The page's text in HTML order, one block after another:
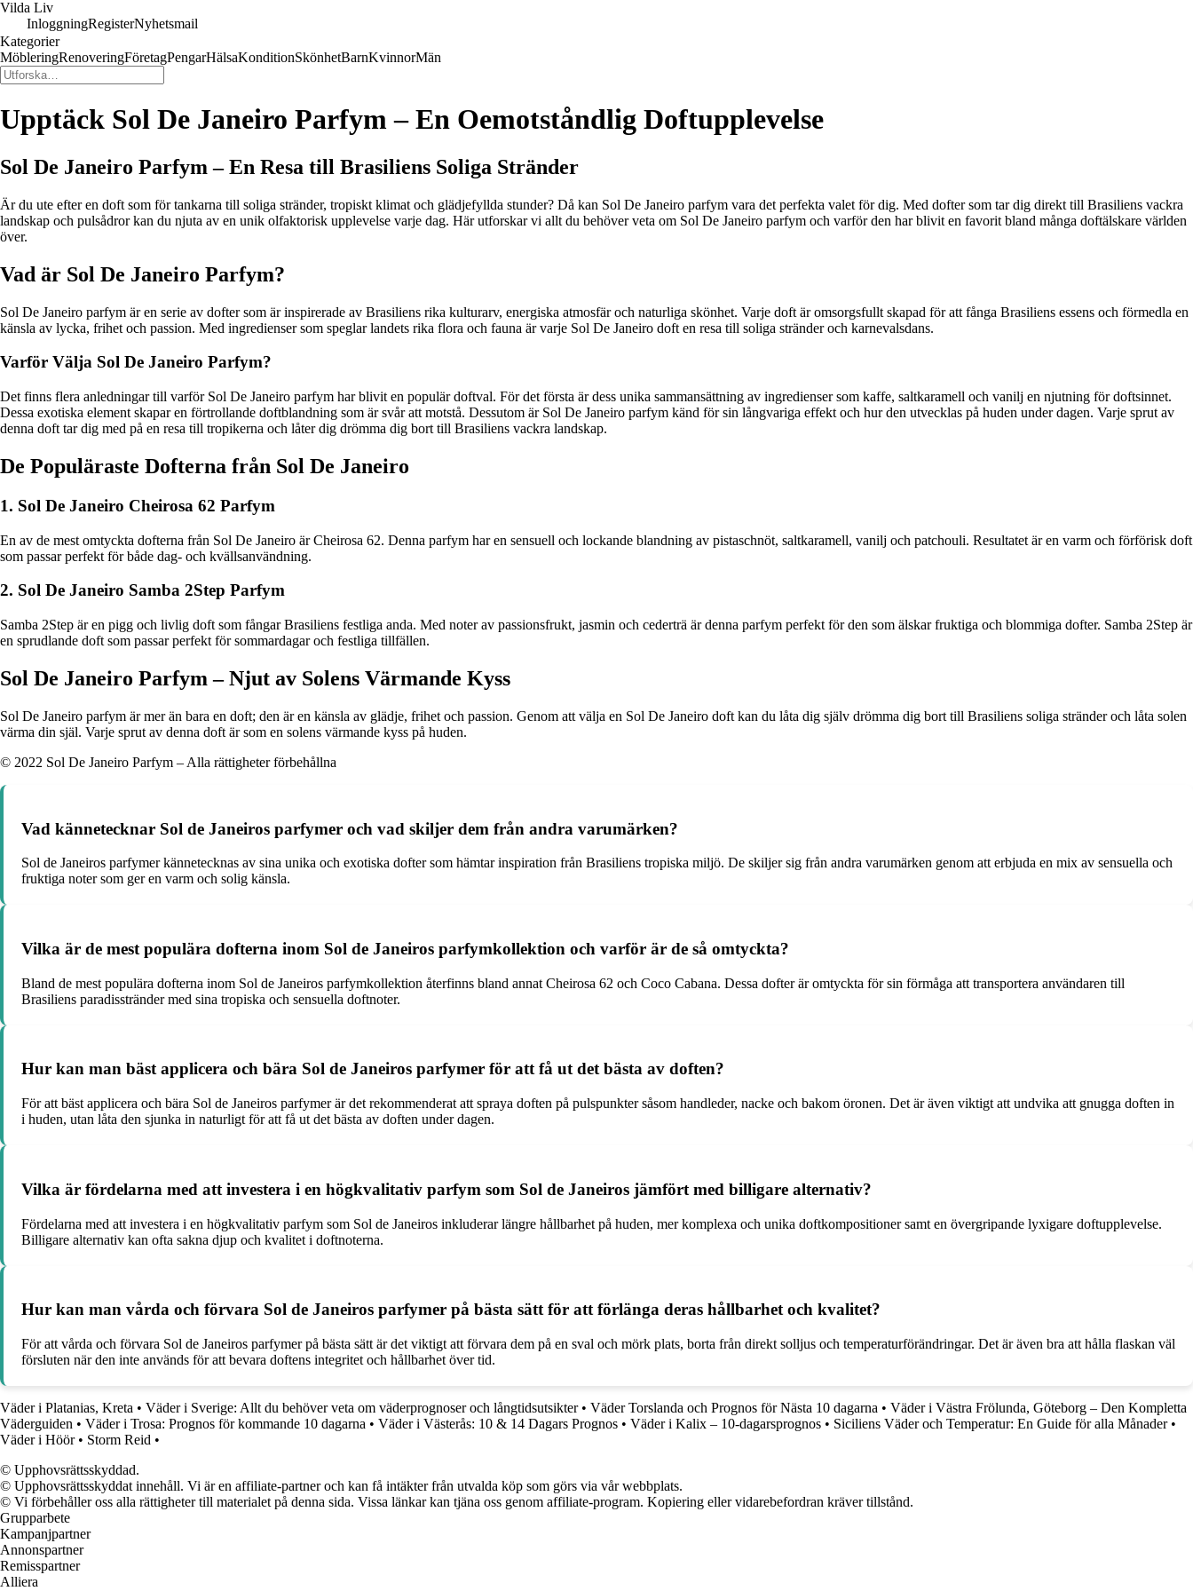
Vilda Liv
InloggningRegisterNyhetsmail
Kategorier
MöbleringRenoveringFöretagPengarHälsaKonditionSkönhetBarnKvinnorMän
Upptäck Sol De Janeiro Parfym – En Oemotståndlig Doftupplevelse
Sol De Janeiro Parfym – En Resa till Brasiliens Soliga Stränder
Är du ute efter en doft som för tankarna till soliga stränder, tropiskt klimat och glädjefyllda stunder? Då kan Sol De Janeiro parfym vara det perfekta valet för dig. Med dofter som tar dig direkt till Brasiliens vackra
landskap och pulsådror kan du njuta av en unik olfaktorisk upplevelse varje dag. Här utforskar vi allt du behöver veta om Sol De Janeiro parfym och varför den har blivit en favorit bland många doftälskare världen
över.
Vad är Sol De Janeiro Parfym?
Sol De Janeiro parfym är en serie av dofter som är inspirerade av Brasiliens rika kulturarv, energiska atmosfär och naturliga skönhet. Varje doft är omsorgsfullt skapad för att fånga Brasiliens essens och förmedla en
känsla av lycka, frihet och passion. Med ingredienser som speglar landets rika flora och fauna är varje Sol De Janeiro doft en resa till soliga stränder och karnevalsdans.
Varför Välja Sol De Janeiro Parfym?
Det finns flera anledningar till varför Sol De Janeiro parfym har blivit en populär doftval. För det första är dess unika sammansättning av ingredienser som kaffe, saltkaramell och vanilj en njutning för doftsinnet.
Dessa exotiska element skapar en förtrollande doftblandning som är svår att motstå. Dessutom är Sol De Janeiro parfym känd för sin långvariga effekt och hur den utvecklas på huden under dagen. Varje sprut av
denna doft tar dig med på en resa till tropikerna och låter dig drömma dig bort till Brasiliens vackra landskap.
De Populäraste Dofterna från Sol De Janeiro
1. Sol De Janeiro Cheirosa 62 Parfym
En av de mest omtyckta dofterna från Sol De Janeiro är Cheirosa 62. Denna parfym har en sensuell och lockande blandning av pistaschnöt, saltkaramell, vanilj och patchouli. Resultatet är en varm och förförisk doft
som passar perfekt för både dag- och kvällsanvändning.
2. Sol De Janeiro Samba 2Step Parfym
Samba 2Step är en pigg och livlig doft som fångar Brasiliens festliga anda. Med noter av passionsfrukt, jasmin och cederträ är denna parfym perfekt för den som älskar fruktiga och blommiga dofter. Samba 2Step är
en sprudlande doft som passar perfekt för sommardagar och festliga tillfällen.
Sol De Janeiro Parfym – Njut av Solens Värmande Kyss
Sol De Janeiro parfym är mer än bara en doft; den är en känsla av glädje, frihet och passion. Genom att välja en Sol De Janeiro doft kan du låta dig själv drömma dig bort till Brasiliens soliga stränder och låta solen
värma din själ. Varje sprut av denna doft är som en solens värmande kyss på huden.
© 2022 Sol De Janeiro Parfym – Alla rättigheter förbehållna
Vad kännetecknar Sol de Janeiros parfymer och vad skiljer dem från andra varumärken?
Sol de Janeiros parfymer kännetecknas av sina unika och exotiska dofter som hämtar inspiration från Brasiliens tropiska miljö. De skiljer sig från andra varumärken genom att erbjuda en mix av sensuella och
fruktiga noter som ger en varm och solig känsla.
Vilka är de mest populära dofterna inom Sol de Janeiros parfymkollektion och varför är de så omtyckta?
Bland de mest populära dofterna inom Sol de Janeiros parfymkollektion återfinns bland annat Cheirosa 62 och Coco Cabana. Dessa dofter är omtyckta för sin förmåga att transportera användaren till
Brasiliens paradisstränder med sina tropiska och sensuella doftnoter.
Hur kan man bäst applicera och bära Sol de Janeiros parfymer för att få ut det bästa av doften?
För att bäst applicera och bära Sol de Janeiros parfymer är det rekommenderat att spraya doften på pulspunkter såsom handleder, nacke och bakom öronen. Det är även viktigt att undvika att gnugga doften in
i huden, utan låta den sjunka in naturligt för att få ut det bästa av doften under dagen.
Vilka är fördelarna med att investera i en högkvalitativ parfym som Sol de Janeiros jämfört med billigare alternativ?
Fördelarna med att investera i en högkvalitativ parfym som Sol de Janeiros inkluderar längre hållbarhet på huden, mer komplexa och unika doftkompositioner samt en övergripande lyxigare doftupplevelse.
Billigare alternativ kan ofta sakna djup och kvalitet i doftnoterna.
Hur kan man vårda och förvara Sol de Janeiros parfymer på bästa sätt för att förlänga deras hållbarhet och kvalitet?
För att vårda och förvara Sol de Janeiros parfymer på bästa sätt är det viktigt att förvara dem på en sval och mörk plats, borta från direkt solljus och temperaturförändringar. Det är även bra att hålla flaskan väl
försluten när den inte används för att bevara doftens integritet och hållbarhet över tid.
Väder i Platanias, Kreta • Väder i Sverige: Allt du behöver veta om väderprognoser och långtidsutsikter• Väder Torslanda och Prognos för Nästa 10 dagarna • Väder i Västra Frölunda, Göteborg – Den Kompletta
Väderguiden • Väder i Trosa: Prognos för kommande 10 dagarna • Väder i Västerås: 10 & 14 Dagars Prognos • Väder i Kalix – 10-dagarsprognos • Siciliens Väder och Temperatur: En Guide för alla Månader•
Väder i Höör• Storm Reid •
© Upphovsrättsskyddad.
© Upphovsrättsskyddat innehåll. Vi är en affiliate-partner och kan få intäkter från utvalda köp som görs via vår webbplats.
© Vi förbehåller oss alla rättigheter till materialet på denna sida. Vissa länkar kan tjäna oss genom affiliate-program. Kopiering eller vidarebefordran kräver tillstånd.
Grupparbete
Kampanjpartner
Annonspartner
Remisspartner
Alliera